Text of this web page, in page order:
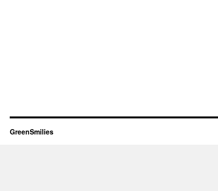
GreenSmilies